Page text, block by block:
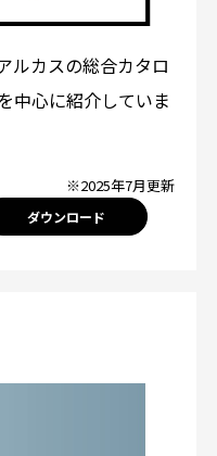
ルカスの総合カタロ
中心に紹介していま
※2025年7月更新
ダウンロード